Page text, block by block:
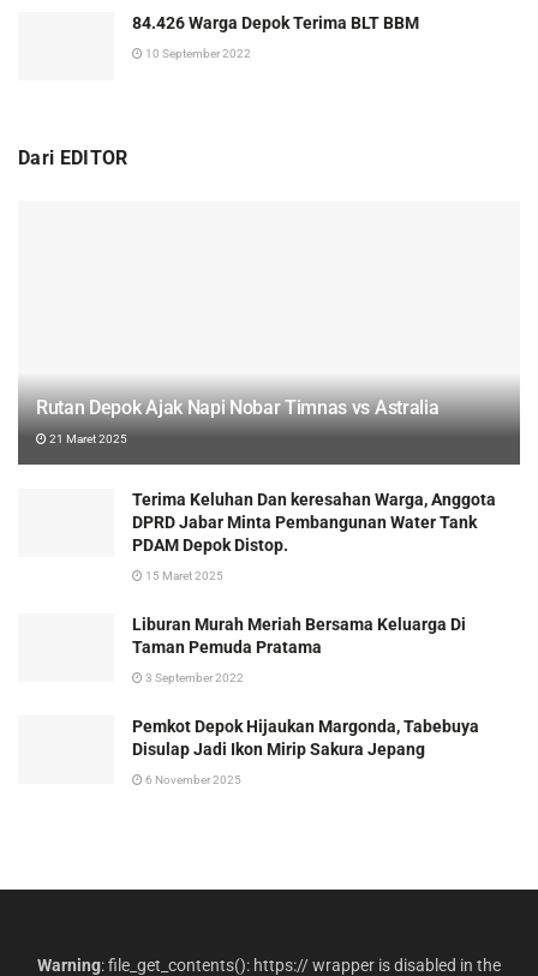
84.426 Warga Depok Terima BLT BBM
10 September 2022
Dari EDITOR
Rutan Depok Ajak Napi Nobar Timnas vs Astralia
21 Maret 2025
Terima Keluhan Dan keresahan Warga, Anggota
DPRD Jabar Minta Pembangunan Water Tank
PDAM Depok Distop.
15 Maret 2025
Liburan Murah Meriah Bersama Keluarga Di
Taman Pemuda Pratama
3 September 2022
Pemkot Depok Hijaukan Margonda, Tabebuya
Disulap Jadi Ikon Mirip Sakura Jepang
6 November 2025
Warning: file_get_contents(): https:// wrapper is disabled in the